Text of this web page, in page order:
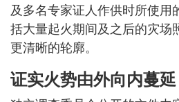
及多名专家证人作供时所使用
括大量起火期间及之后的灾场
更清晰的轮廓。
证实火势由外向内蔓延